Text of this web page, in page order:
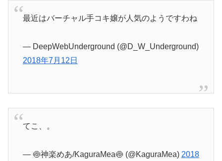
最近はバーチャル手コキ嬢が人気のようですわね
— DeepWebUnderground (@D_W_Underground)
2018年7月12日
てこ、。
— 🍥神楽めあ/KaguraMea🍥 (@KaguraMea) 2018